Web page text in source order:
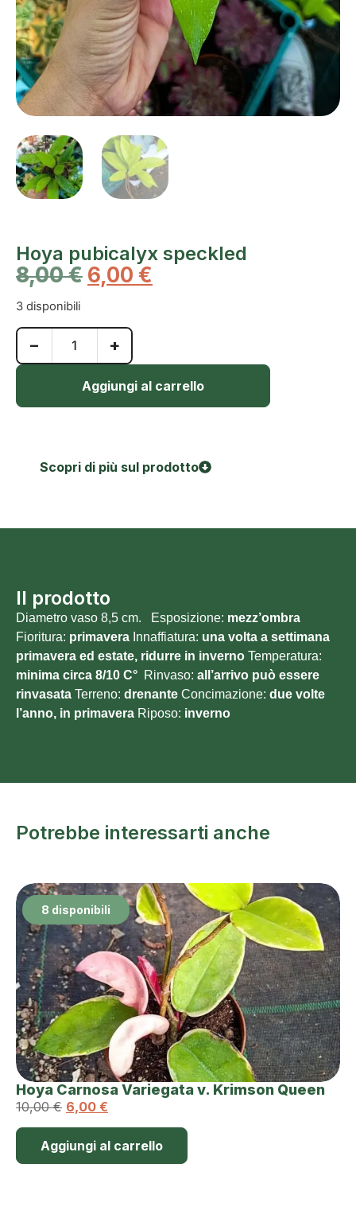
Hoya pubicalyx speckled
8,00€ 6,00 €
3 disponibili
− +
Aggiungi al carrello
Scopri di più sul prodotto
Il prodotto
Diametro vaso 8,5 cm. Esposizione: mezz’ombra
Fioritura: primavera Innaffiatura: una volta a settimana
primavera ed estate, ridurre in inverno Temperatura:
minima circa 8/10 C° Rinvaso: all’arrivo può essere
rinvasata Terreno: drenante Concimazione: due volte
l’anno, in primavera Riposo: inverno
Potrebbe interessarti anche
8 disponibili
Hoya Carnosa Variegata v. Krimson Queen
10,00€ 6,00 €
Aggiungi al carrello